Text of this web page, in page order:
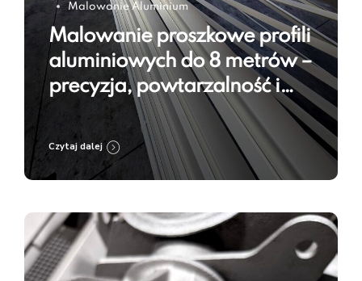
Malowanie Aluminium
Malowanie proszkowe profili
aluminiowych do 8 metrów –
precyzja, powtarzalność i
trwałość powłoki
Czytaj dalej